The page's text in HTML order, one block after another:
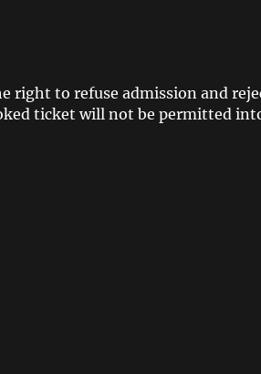
right to refuse admission and
ticket will not be permitted